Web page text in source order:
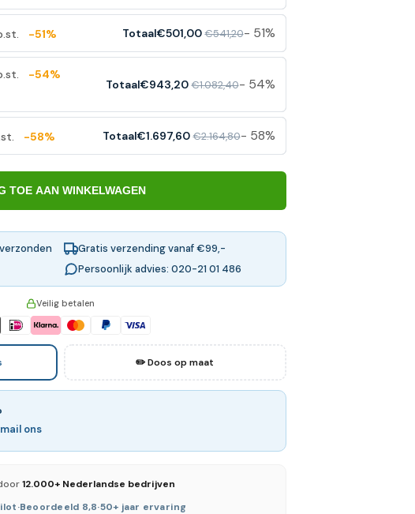
-51% Totaal€501,00 €541,20- 51%
-54%
Totaal€943,20 €1.082,40- 54%
-58% Totaal€1.697,60 €2.164,80- 58%
TOE AAN WINKELWAGEN
Gratis verzending vanaf €99,-
Persoonlijk advies: 020-21 01 486
Veilig betalen
✏️ Doos op maat
ons
12.000+ Nederlandse bedrijven
·Beoordeeld 8,8·50+ jaar ervaring